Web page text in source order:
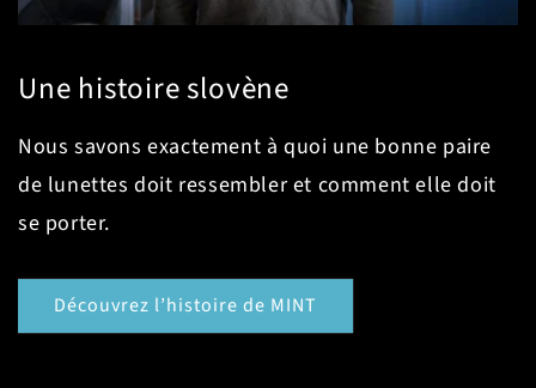
Une histoire slovène
Nous savons exactement à quoi une bonne paire
de lunettes doit ressembler et comment elle doit
se porter.
Découvrez l’histoire de MINT